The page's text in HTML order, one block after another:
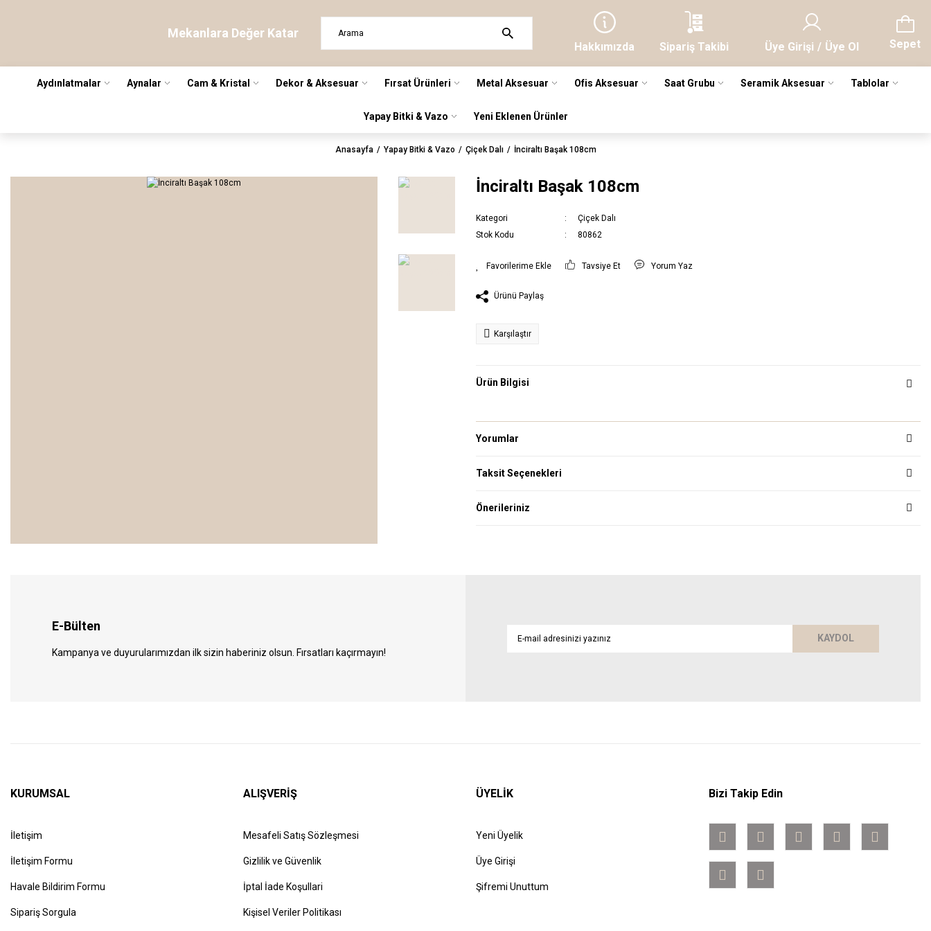
Mekanlara Değer Katar
Hakkımızda Sipariş Takibi Üye Girişi / Üye Ol Sepet
Aydınlatmalar Aynalar Cam & Kristal Dekor & Aksesuar Fırsat Ürünleri Metal Aksesuar Ofis Aksesuar Saat Grubu Seramik Aksesuar Tablolar
Yapay Bitki & Vazo Yeni Eklenen Ürünler
Anasayfa Yapay Bitki & Vazo Çiçek Dalı İnciraltı Başak 108cm
İnciraltı Başak 108cm
Kategori
Çiçek Dalı
Stok Kodu
80862
Tavsiye Et Yorum Yaz
Ürünü Paylaş
Karşılaştır
Ürün Bilgisi
Yorumlar
Taksit Seçenekleri
Önerileriniz
E-Bülten
Kampanya ve duyurularımızdan ilk sizin haberiniz olsun. Fırsatları kaçırmayın!
KAYDOL
KURUMSAL
İletişim
İletişim Formu
Havale Bildirim Formu
Sipariş Sorgula
ALIŞVERİŞ
Mesafeli Satış Sözleşmesi
Gizlilik ve Güvenlik
İptal İade Koşullari
Kişisel Veriler Politikası
ÜYELİK
Yeni Üyelik
Üye Girişi
Şifremi Unuttum
Bizi Takip Edin